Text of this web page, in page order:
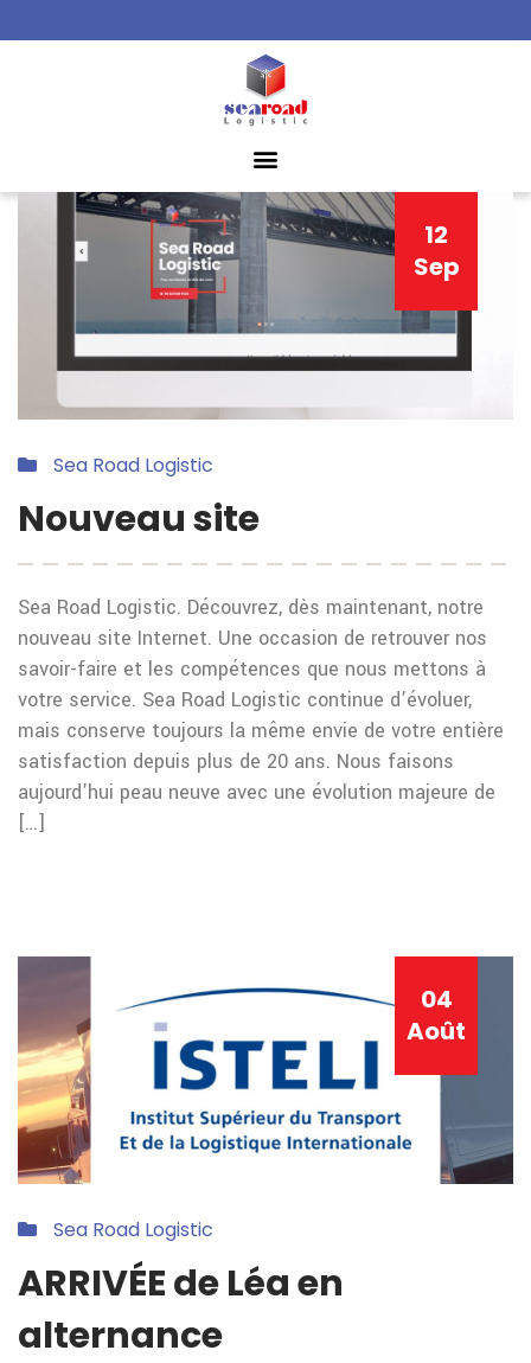
12
Sep
Sea Road Logistic
Nouveau site
Sea Road Logistic. Découvrez, dès maintenant, notre
nouveau site Internet. Une occasion de retrouver nos
savoir-faire et les compétences que nous mettons à
votre service. Sea Road Logistic continue d’évoluer,
mais conserve toujours la même envie de votre entière
satisfaction depuis plus de 20 ans. Nous faisons
aujourd’hui peau neuve avec une évolution majeure de
[…]
04
Août
Sea Road Logistic
ARRIVÉE de Léa en
alternance